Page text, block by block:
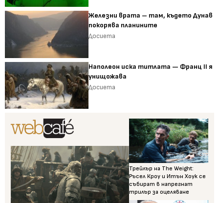
Железни врата – там, където Дунав
покорява планините
Досиета
Наполеон иска титлата — Франц II я
унищожава
Досиета
Трейлър на The Weight:
Ръсел Кроу и Итън Хоук се
събират в напрегнат
трилър за оцеляване